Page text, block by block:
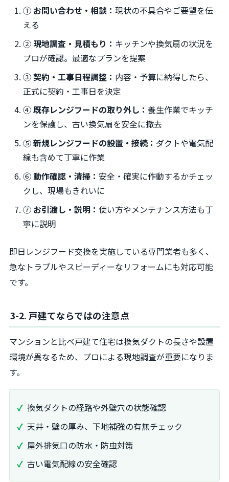
① お問い合わせ・相談：現状の不具合やご要望を伝
える
②現地調査・見積もり： キッチンや換気扇の状況を
プロが確認。最適なプランを提案
③契約・工事日程調整： 内容・予算に納得したら、
正式に契約・工事日を決定
④既存レンジフードの取り外し：養生作業でキッチ
ンを保護し、古い換気扇を安全に撤去
⑤新規レンジフードの設置・接続： ダクトや電気配
線も含めて丁寧に作業
⑥動作確認・清掃： 安全・確実に作動するかチェッ
クし、現場もきれいに
⑦ お引渡し・説明：使い方やメンテナンス方法も丁
寧に説明
即日レンジフード交換を実施している専門業者も多く、
急なトラブルやスピーディーなリフォームにも対応可能
です。
3-2. 戸建てならではの注意点
マンションと比べ戸建て住宅は換気ダクトの長さや設置
環境が異なるため、プロによる現地調査が重要になりま
す。
換気ダクトの経路や外壁穴の状態確認
天井・壁の厚み、下地補強の有無チェック
屋外排気口の防水・防虫対策
古い電気配線の安全確認